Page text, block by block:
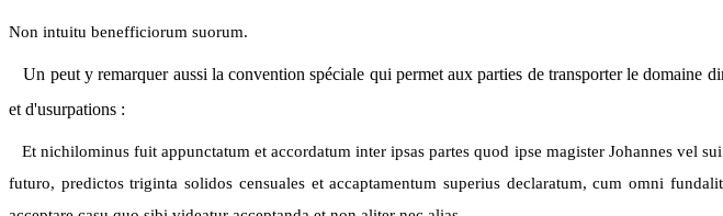
Non intuitu benefficiorum suorum.
Un peut y remarquer aussi la convention spéciale qui permet aux parties de transporter le domaine
et d'usurpations :
Et nichilominus fuit appunctatum et accordatum inter ipsas partes quod ipse magister Johannes vel
futuro, predictos triginta solidos censuales et accaptamentum superius declaratum, cum omni